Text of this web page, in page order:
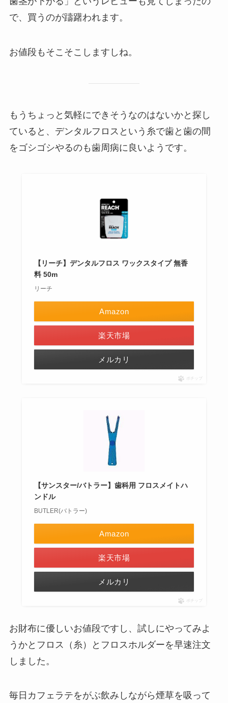
で、買うのが躊躇われます。
お値段もそこそこしますしね。
もうちょっと気軽にできそうなのはないかと探し
ていると、デンタルフロスという糸で歯と歯の間
をゴシゴシやるのも歯周病に良いようです。
【リーチ】デンタルフロス ワックスタイプ 無香
料 50m
リーチ
Amazon
楽天市場
メルカリ
ポチップ
【サンスター/バトラー】歯科用 フロスメイトハ
ンドル
BUTLER(バトラー)
Amazon
楽天市場
メルカリ
ポチップ
お財布に優しいお値段ですし、試しにやってみよ
うかとフロス（糸）とフロスホルダーを早速注文
しました。
毎日カフェラテをがぶ飲みしながら煙草を吸って